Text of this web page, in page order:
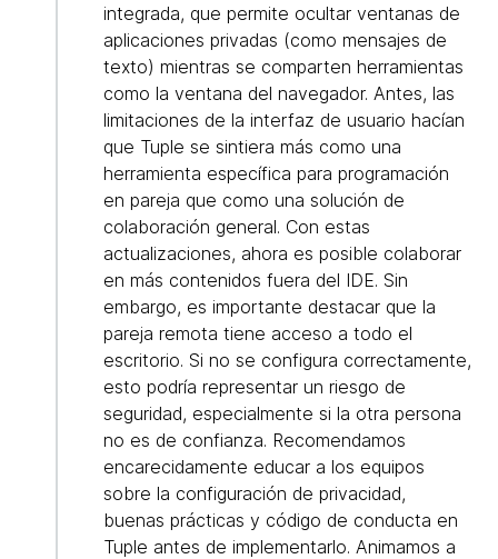
integrada, que permite ocultar ventanas de
aplicaciones privadas (como mensajes de
texto) mientras se comparten herramientas
como la ventana del navegador. Antes, las
limitaciones de la interfaz de usuario hacían
que Tuple se sintiera más como una
herramienta específica para programación
en pareja que como una solución de
colaboración general. Con estas
actualizaciones, ahora es posible colaborar
en más contenidos fuera del IDE. Sin
embargo, es importante destacar que la
pareja remota tiene acceso a todo el
escritorio. Si no se configura correctamente,
esto podría representar un riesgo de
seguridad, especialmente si la otra persona
no es de confianza. Recomendamos
encarecidamente educar a los equipos
sobre la configuración de privacidad,
buenas prácticas y código de conducta en
Tuple antes de implementarlo. Animamos a